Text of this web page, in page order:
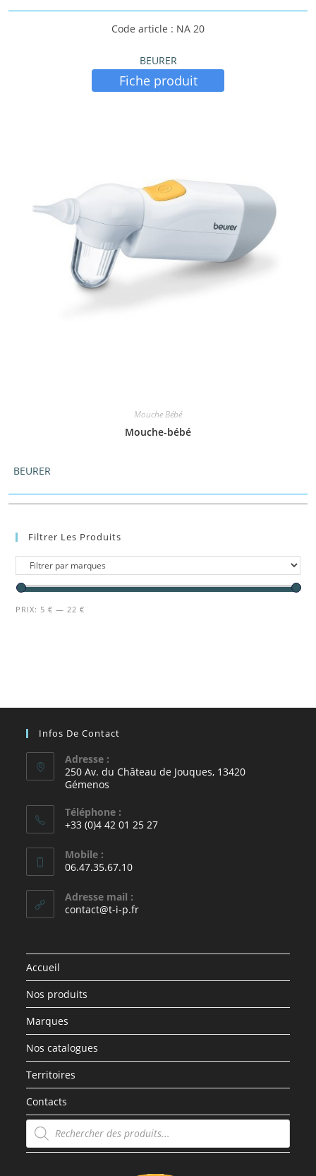
Code article : NA 20
BEURER
Fiche produit
Mouche Bébé
Mouche-bébé
BEURER
Filtrer Les Produits
PRIX: 5 € — 22 €
Infos De Contact
Adresse :
250 Av. du Château de Jouques, 13420
Gémenos
Téléphone :
+33 (0)4 42 01 25 27
Mobile :
06.47.35.67.10
Adresse mail :
contact@t-i-p.fr
Accueil
Nos produits
Marques
Nos catalogues
Territoires
Contacts
Recherche
de
produits